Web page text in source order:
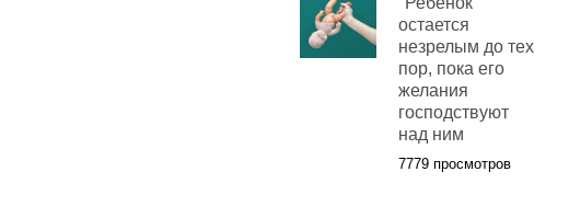
остается
незрелым до тех
пор, пока его
желания
господствуют
над ним
7779 просмотров